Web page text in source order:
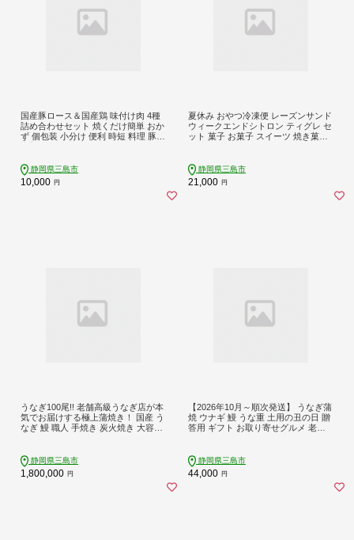
国産豚ロース＆国産鶏 味付け肉 4種
詰め合わせセット 焼くだけ簡単 おか
ず 個包装 小分け 便利 時短 料理 豚肉
取り寄せ グルメ 贈り物 ギフト 肉 惣
菜 弁当 バラエティセット 工場直売
店 ミートファクトリー 静岡県 三島
静岡県三島市
10,000 円
夏休み おやつ冷凍便 レーズンサンド
ウィークエンドシトロン ティグレ セ
ット 菓子 お菓子 スイーツ 焼き菓子
れ 手土産 予約受付 期間限定 季節限
定 kudo菓子工房 静岡県 三島市
静岡県三島市
21,000 円
うなぎ100尾!! 老舗高級うなぎ店が本
気でお届けする極上蒲焼き！ 国産 う
なぎ 鰻 職人 手焼き 炭火焼き 大容量
ント 贈答用 ウナギ unagi すみの坊 三
島うなぎ 三嶋うなぎ 静岡県 三島市
静岡県三島市
1,800,000 円
【2026年10月～順次発送】 うなぎ蒲
焼 ウナギ 鰻 うな重 土用の丑の日 贈
答用 ギフト お取り寄せグルメ 老舗
静岡県
静岡県三島市
44,000 円